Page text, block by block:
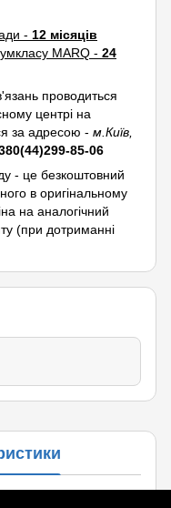
- 12 місяців
MARQ - 24
проводиться
центрі на
за адресою - м.Київ,
85-06
- це безкоштовний
в оригінальному
на аналогічний
(при дотриманні